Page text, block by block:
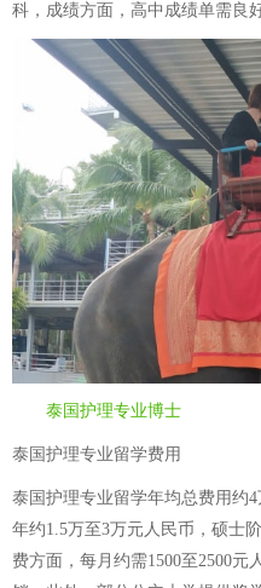
科，成绩方面，高中成绩单需良好
泰国护理专业博士
泰国护理专业留学费用
泰国护理专业留学年均总费用约
年约1.5万至3万元人民币，硕士
费方面，每月约需1500至2500